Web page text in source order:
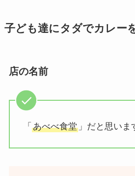
子ども達にタダでカレー
店の名前
「 あべべ食堂」だと思いま